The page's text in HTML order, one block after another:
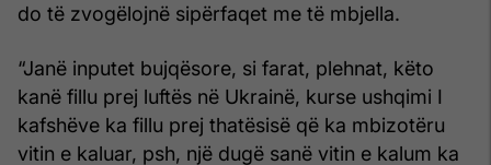
do të zvogëlojnë sipërfaqet me të mbjella.
“Janë inputet bujqësore, si farat, plehnat, këto
kanë fillu prej luftës në Ukrainë, kurse ushqimi I
kafshëve ka fillu prej thatësisë që ka mbizotëru
vitin e kaluar, psh, një dugë sanë vitin e kalum ka